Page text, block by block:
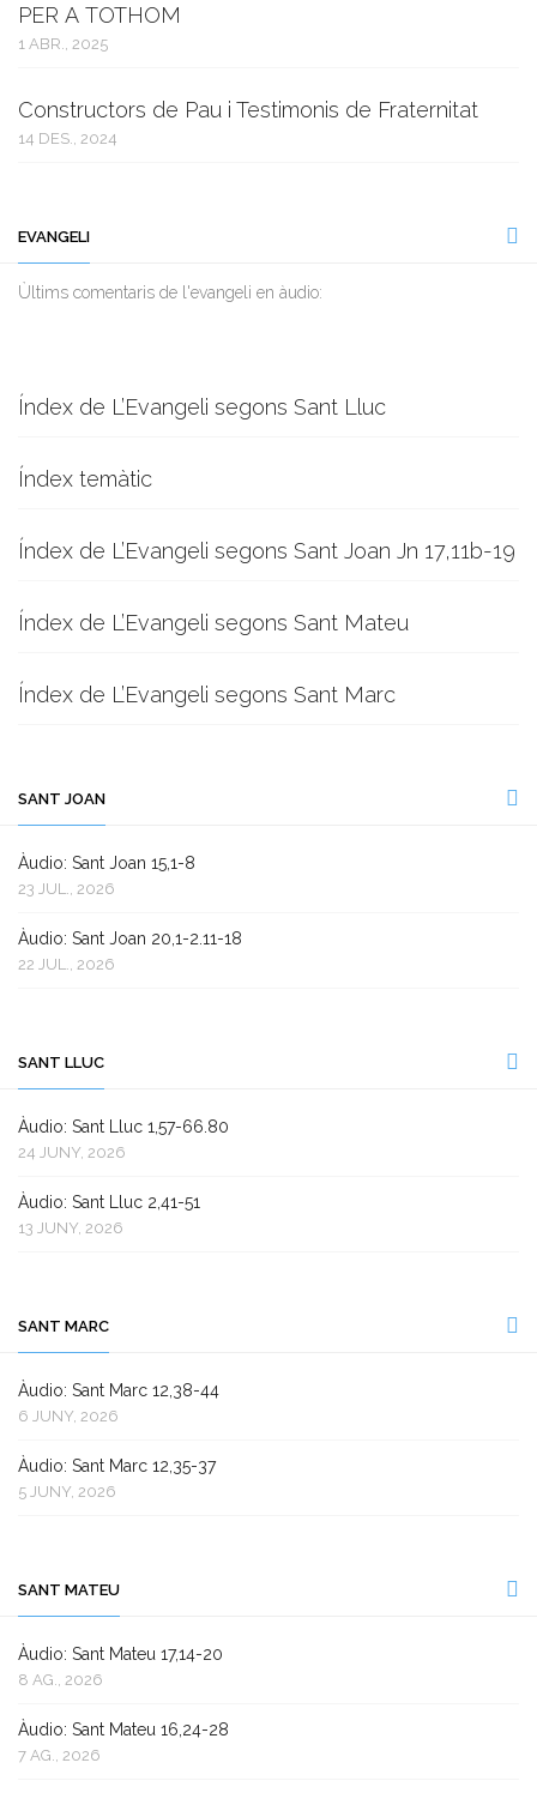
PER A TOTHOM
1 ABR., 2025
Constructors de Pau i Testimonis de Fraternitat
14 DES., 2024
EVANGELI
Ùltims comentaris de l'evangeli en àudio:
Índex de L’Evangeli segons Sant Lluc
Índex temàtic
Índex de L’Evangeli segons Sant Joan Jn 17,11b-19
Índex de L’Evangeli segons Sant Mateu
Índex de L’Evangeli segons Sant Marc
SANT JOAN
Àudio: Sant Joan 15,1-8
23 JUL., 2026
Àudio: Sant Joan 20,1-2.11-18
22 JUL., 2026
SANT LLUC
Àudio: Sant Lluc 1,57-66.80
24 JUNY, 2026
Àudio: Sant Lluc 2,41-51
13 JUNY, 2026
SANT MARC
Àudio: Sant Marc 12,38-44
6 JUNY, 2026
Àudio: Sant Marc 12,35-37
5 JUNY, 2026
SANT MATEU
Àudio: Sant Mateu 17,14-20
8 AG., 2026
Àudio: Sant Mateu 16,24-28
7 AG., 2026